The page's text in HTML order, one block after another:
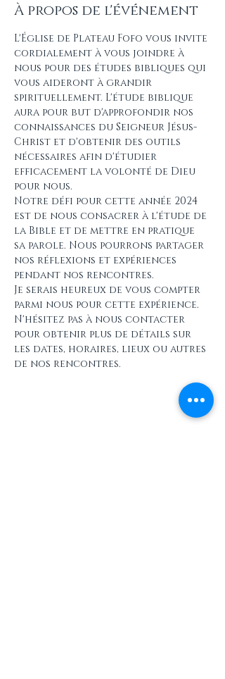
À propos de l'événement
L'Église de Plateau Fofo vous invite
cordialement à vous joindre à
nous pour des études bibliques qui
vous aideront à grandir
spirituellement. L'étude biblique
aura pour but d'approfondir nos
connaissances du Seigneur Jésus-
Christ et d'obtenir des outils
nécessaires afin d'étudier
efficacement la volonté de Dieu
pour nous.
Notre défi pour cette année 2024
est de nous consacrer à l'étude de
la Bible et de mettre en pratique
sa parole. Nous pourrons partager
nos réflexions et expériences
pendant nos rencontres.
Je serais heureux de vous compter
parmi nous pour cette expérience.
N'hésitez pas à nous contacter
pour obtenir plus de détails sur
les dates, horaires, lieux ou autres
de nos rencontres.